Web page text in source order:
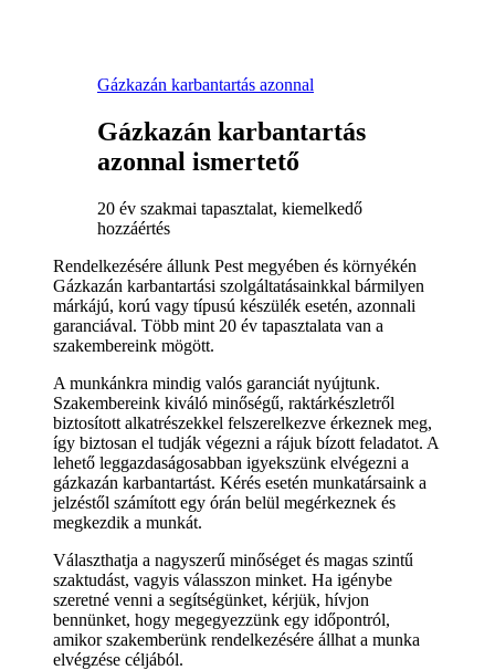
Gázkazán karbantartás azonnal
Gázkazán karbantartás
azonnal ismertető
20 év szakmai tapasztalat, kiemelkedő
hozzáértés
Rendelkezésére állunk Pest megyében és környékén
Gázkazán karbantartási szolgáltatásainkkal bármilyen
márkájú, korú vagy típusú készülék esetén, azonnali
garanciával. Több mint 20 év tapasztalata van a
szakembereink mögött.
A munkánkra mindig valós garanciát nyújtunk.
Szakembereink kiváló minőségű, raktárkészletről
biztosított alkatrészekkel felszerelkezve érkeznek meg,
így biztosan el tudják végezni a rájuk bízott feladatot. A
lehető leggazdaságosabban igyekszünk elvégezni a
gázkazán karbantartást. Kérés esetén munkatársaink a
jelzéstől számított egy órán belül megérkeznek és
megkezdik a munkát.
Választhatja a nagyszerű minőséget és magas szintű
szaktudást, vagyis válasszon minket. Ha igénybe
szeretné venni a segítségünket, kérjük, hívjon
bennünket, hogy megegyezzünk egy időpontról,
amikor szakemberünk rendelkezésére állhat a munka
elvégzése céljából.